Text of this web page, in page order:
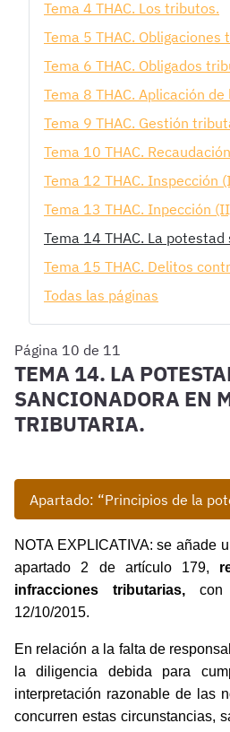
Tema 4 THAC. Los tributos.
Tema 5 THAC. Obligaciones
Tema 6 THAC. Obligados
Tema 8 THAC. Aplicación
Tema 9 THAC. Gestión
Tema 10 THAC.
Tema 12 THAC. Inspección
Tema 13 THAC. Inpección
Tema 14 THAC. La
Tema 15 THAC. Delitos
Todas las páginas
Página 10 de 11
TEMA 14. LA
SANCIONADORA EN
TRIBUTARIA.
Apartado: “Principios de la
NOTA EXPLICATIVA: se añade
apartado 2 de artículo 179,
infracciones tributarias,con
12/10/2015.
En relación a la falta de
la diligencia debida para
interpretación razonable de las
concurren estas circunstancias,